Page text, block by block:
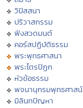
วิปัสสนา
ปริวาสกรรม
ฟังสวดมนต์
คอร์สปฏิบัติธรรม
พระพุทธศาสนา
พระไตรปิฏก
หัวข้อธรรม
พจนานุกรมพุทธศาสน์
มิลินทปัญหา